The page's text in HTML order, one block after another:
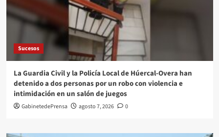
Sucesos
La Guardia Civil y la Policía Local de Húercal-Overa han
detenido a dos personas por un robo con violencia e
intimidación en un salón de juegos
GabinetedePrensa agosto 7, 2026 0